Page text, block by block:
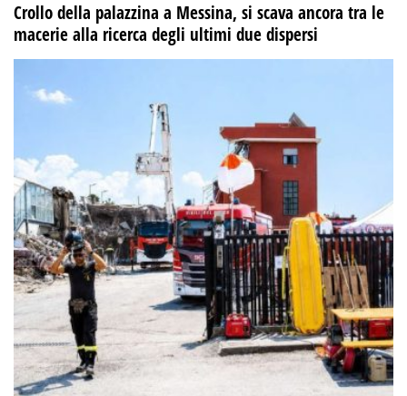
Crollo della palazzina a Messina, si scava ancora tra le
macerie alla ricerca degli ultimi due dispersi